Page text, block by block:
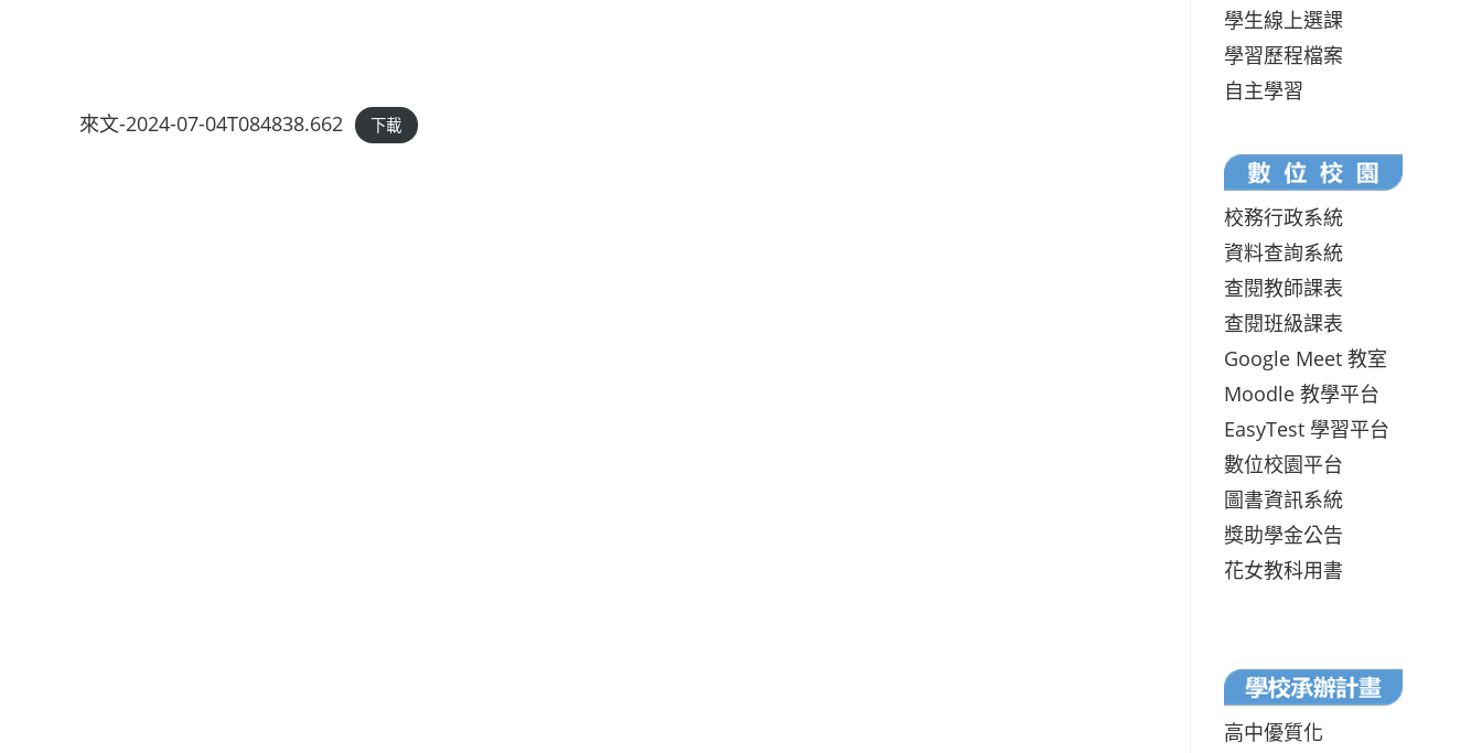
來文-2024-07-04T084838.662 下載
學生線上選課
學習歷程檔案
自主學習
校務行政系統
資料查詢系統
查閱教師課表
查閱班級課表
Google Meet 教室
Moodle 教學平台
EasyTest 學習平台
數位校園平台
圖書資訊系統
獎助學金公告
花女教科用書
高中優質化